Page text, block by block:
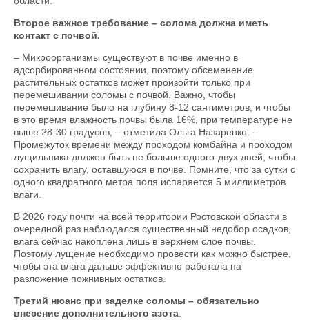
Второе важное требование – солома должна иметь
контакт с почвой.
– Микроорганизмы существуют в почве именно в
адсорбированном состоянии, поэтому обсеменение
растительных остатков может произойти только при
перемешивании соломы с почвой. Важно, чтобы
перемешивание было на глубину 8-12 сантиметров, и чтобы
в это время влажность почвы была 16%, при температуре не
выше 28-30 градусов, – отметила Ольга Назаренко. –
Промежуток времени между проходом комбайна и проходом
лущильника должен быть не больше одного-двух дней, чтобы
сохранить влагу, оставшуюся в почве. Помните, что за сутки с
одного квадратного метра поля испаряется 5 миллиметров
влаги.
В 2026 году почти на всей территории Ростовской области в
очередной раз наблюдался существенный недобор осадков,
влага сейчас накоплена лишь в верхнем слое почвы.
Поэтому лущение необходимо провести как можно быстрее,
чтобы эта влага дальше эффективно работала на
разложение пожнивных остатков.
Третий нюанс при заделке соломы – обязательно
внесение дополнительного азота